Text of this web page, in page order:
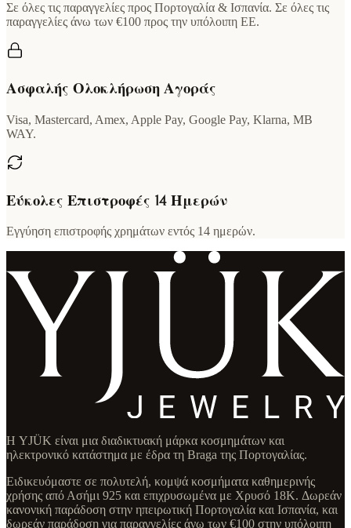
Σε όλες τις παραγγελίες προς Πορτογαλία & Ισπανία. Σε όλες τις
παραγγελίες άνω των €100 προς την υπόλοιπη ΕΕ.
Ασφαλής Ολοκλήρωση Αγοράς
Visa, Mastercard, Amex, Apple Pay, Google Pay, Klarna, MB
WAY.
Εύκολες Επιστροφές 14 Ημερών
Εγγύηση επιστροφής χρημάτων εντός 14 ημερών.
Η YJÜK είναι μια διαδικτυακή μάρκα κοσμημάτων και
ηλεκτρονικό κατάστημα με έδρα τη Braga της Πορτογαλίας.
Ειδικευόμαστε σε πολυτελή, κομψά κοσμήματα καθημερινής
χρήσης από Ασήμι 925 και επιχρυσωμένα με Χρυσό 18K. Δωρεάν
κανονική παράδοση στην ηπειρωτική Πορτογαλία και Ισπανία, και
δωρεάν παράδοση για παραγγελίες άνω των €100 στην υπόλοιπη